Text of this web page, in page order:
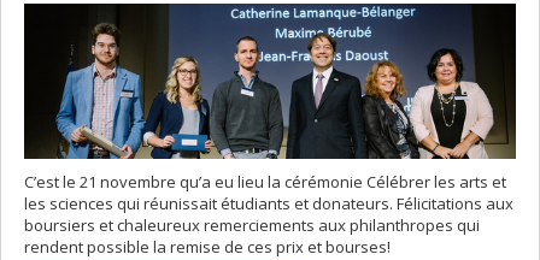
C’est le 21 novembre qu’a eu lieu la cérémonie Célébrer les arts et
les sciences qui réunissait étudiants et donateurs. Félicitations aux
boursiers et chaleureux remerciements aux philanthropes qui
rendent possible la remise de ces prix et bourses!